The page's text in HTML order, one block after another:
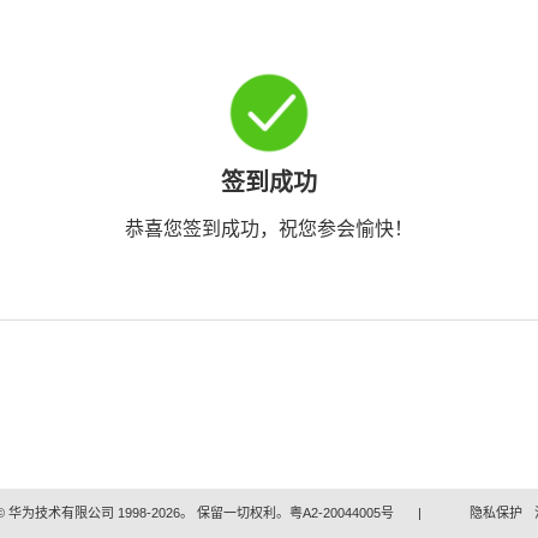
签到成功
恭喜您签到成功，祝您参会愉快！
华为技术有限公司 1998-2026。 保留一切权利。粤A2-20044005号 | 隐私保护